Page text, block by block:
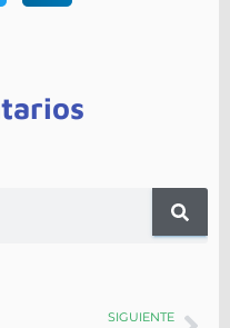
SIGUIENTE